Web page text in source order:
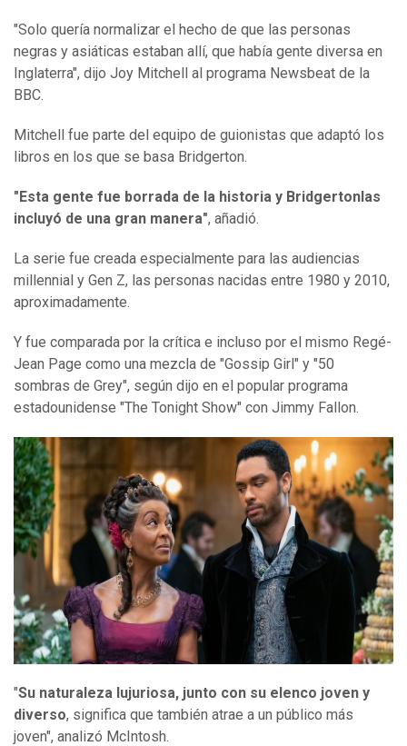
"Solo quería normalizar el hecho de que las personas
negras y asiáticas estaban allí, que había gente diversa en
Inglaterra", dijo Joy Mitchell al programa Newsbeat de la
BBC.
Mitchell fue parte del equipo de guionistas que adaptó los
libros en los que se basa Bridgerton.
"Esta gente fue borrada de la historia y Bridgerton las
incluyó de una gran manera", añadió.
La serie fue creada especialmente para las audiencias
millennial y Gen Z, las personas nacidas entre 1980 y 2010,
aproximadamente.
Y fue comparada por la crítica e incluso por el mismo Regé-
Jean Page como una mezcla de "Gossip Girl" y "50
sombras de Grey", según dijo en el popular programa
estadounidense "The Tonight Show" con Jimmy Fallon.
"Su naturaleza lujuriosa, junto con su elenco joven y
diverso, significa que también atrae a un público más
joven", analizó McIntosh.